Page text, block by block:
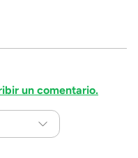
un comentario.